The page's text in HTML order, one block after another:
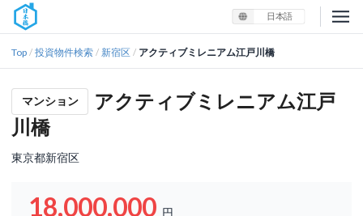
日本語
Top / 投資物件検索 / 新宿区 / アクティブミレニアム江戸川橋
マンション
アクティブミレニアム江戸
川橋
東京都新宿区
18,000,000 円